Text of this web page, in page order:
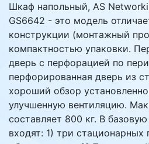
Шкаф напольный, AS
GS6642 - это модель
конструкции (монтажный
компактностью упаковки.
дверь с перфорацией по
перфорированная дверь из
хороший обзор
улучшенную вентиляцию.
составляет 800 кг. В
входят: 1) три стационарных